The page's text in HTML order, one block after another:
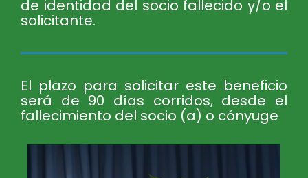
de identidad del socio fallecido y/o el
solicitante.
El plazo para solicitar este beneficio
será de 90 días corridos, desde el
fallecimiento del socio (a) o cónyuge